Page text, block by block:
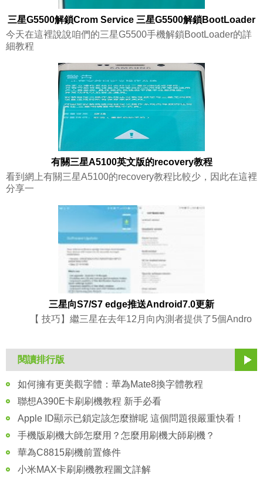
三星G5500解鎖Crom Service 三星G5500解鎖BootLoader
今天在這裡說說咱們的三星G5500手機解鎖BootLoader的詳
細教程
有關三星A5100英文版的recovery教程
看到網上有關三星A5100的recovery教程比較少，因此在這裡
分享一
三星向S7/S7 edge推送Android7.0更新
【 技巧】繼三星在去年12月向內測者提供了5個Andro
閱讀排行版
如何擁有更美觀字體：華為Mate8換字體教程
聯想A390E卡刷刷機教程 新手必看
Apple ID顯示已鎖定該怎麼辦呢 這個問題很嚴重快看！
手機版刷機大師怎麼用？怎麼用刷機大師刷機？
華為C8815刷機前置條件
小米MAX卡刷刷機教程圖文詳解